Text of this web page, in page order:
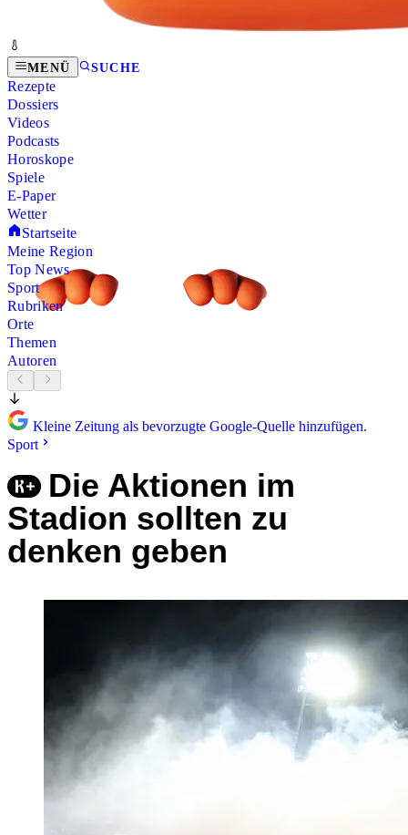
MENÜ SUCHE
Rezepte
Dossiers
Videos
Podcasts
Horoskope
Spiele
E-Paper
Wetter
Startseite
Meine Region
Top News
Sport
Rubriken
Orte
Themen
Autoren
Kleine Zeitung als bevorzugte Google-Quelle hinzufügen.
Sport
Die Aktionen im
Stadion sollten zu
denken geben